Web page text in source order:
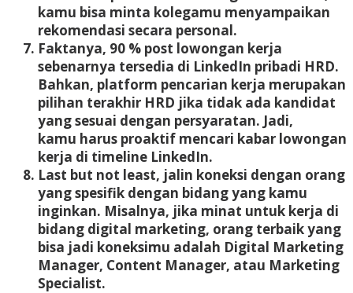
kamu bisa minta kolegamu menyampaikan
rekomendasi secara personal.
Faktanya, 90 % post lowongan kerja
sebenarnya tersedia di LinkedIn pribadi HRD.
Bahkan, platform pencarian kerja merupakan
pilihan terakhir HRD jika tidak ada kandidat
yang sesuai dengan persyaratan. Jadi,
kamu harus proaktif mencari kabar lowongan
kerja di timeline LinkedIn.
Last but not least, jalin koneksi dengan orang
yang spesifik dengan bidang yang kamu
inginkan. Misalnya, jika minat untuk kerja di
bidang digital marketing, orang terbaik yang
bisa jadi koneksimu adalah Digital Marketing
Manager, Content Manager, atau Marketing
Specialist.